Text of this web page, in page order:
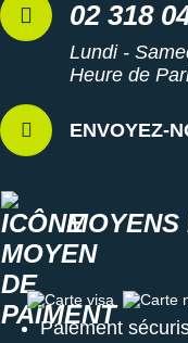
02 318
Lundi -
Heure de
ENVOYEZ-
MOYENS
Carte visa Carte
Paiement